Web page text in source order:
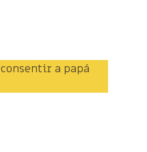
a papá